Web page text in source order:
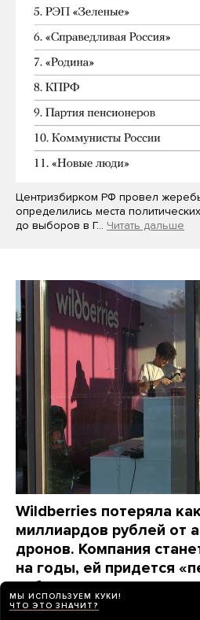
Центризбирком РФ провел
определились места
до выборов в Г… Читать дальше
Wildberries потеряла
миллиардов рублей от
дронов. Компания
на годы, ей придется
себя заново», пишет
МЫ ИСПОЛЬЗУЕМ КУКИ!
ЧТО ЭТО ЗНАЧИТ?